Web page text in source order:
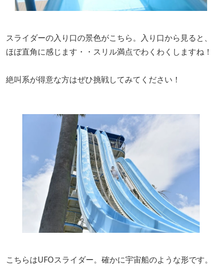
スライダーの入り口の景色がこちら。入り口から見ると、
ほぼ直角に感じます・・スリル満点でわくわくしますね！
絶叫系が得意な方はぜひ挑戦してみてください！
こちらはUFOスライダー。確かに宇宙船のような形です。